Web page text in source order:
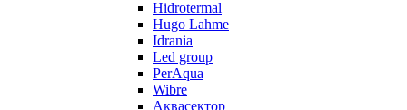
Hidrotermal
Hugo Lahme
Idrania
Led group
PerAqua
Wibre
Аквасектор